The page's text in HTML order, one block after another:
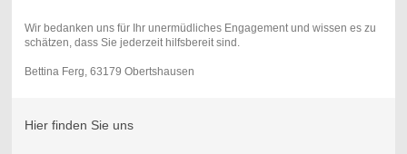
Wir bedanken uns für Ihr unermüdliches Engagement und wissen es zu
schätzen, dass Sie jederzeit hilfsbereit sind.
Bettina Ferg, 63179 Obertshausen
Hier finden Sie uns